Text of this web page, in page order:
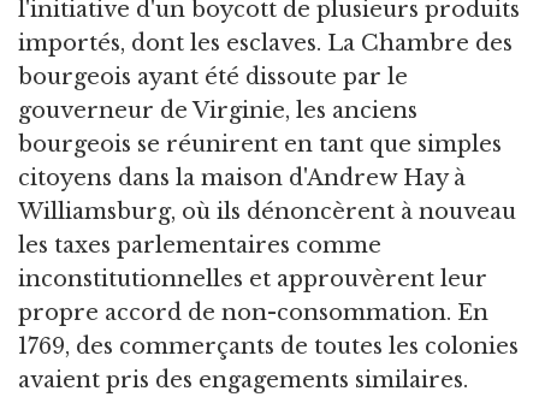
l'initiative d'un boycott de plusieurs produits
importés, dont les esclaves. La Chambre des
bourgeois ayant été dissoute par le
gouverneur de Virginie, les anciens
bourgeois se réunirent en tant que simples
citoyens dans la maison d'Andrew Hay à
Williamsburg, où ils dénoncèrent à nouveau
les taxes parlementaires comme
inconstitutionnelles et approuvèrent leur
propre accord de non-consommation. En
1769, des commerçants de toutes les colonies
avaient pris des engagements similaires.